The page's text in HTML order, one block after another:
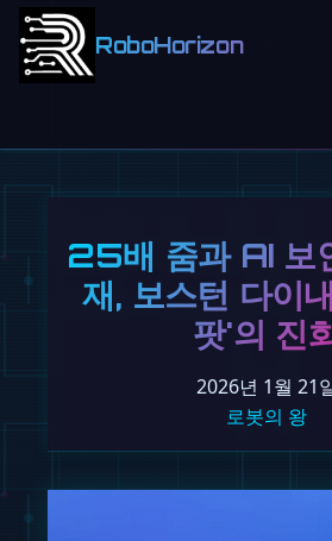
RoboHorizon
25배 줌과 AI 보
재, 보스턴 다이
팟'의 진
2026년 1월 21
로봇의 왕